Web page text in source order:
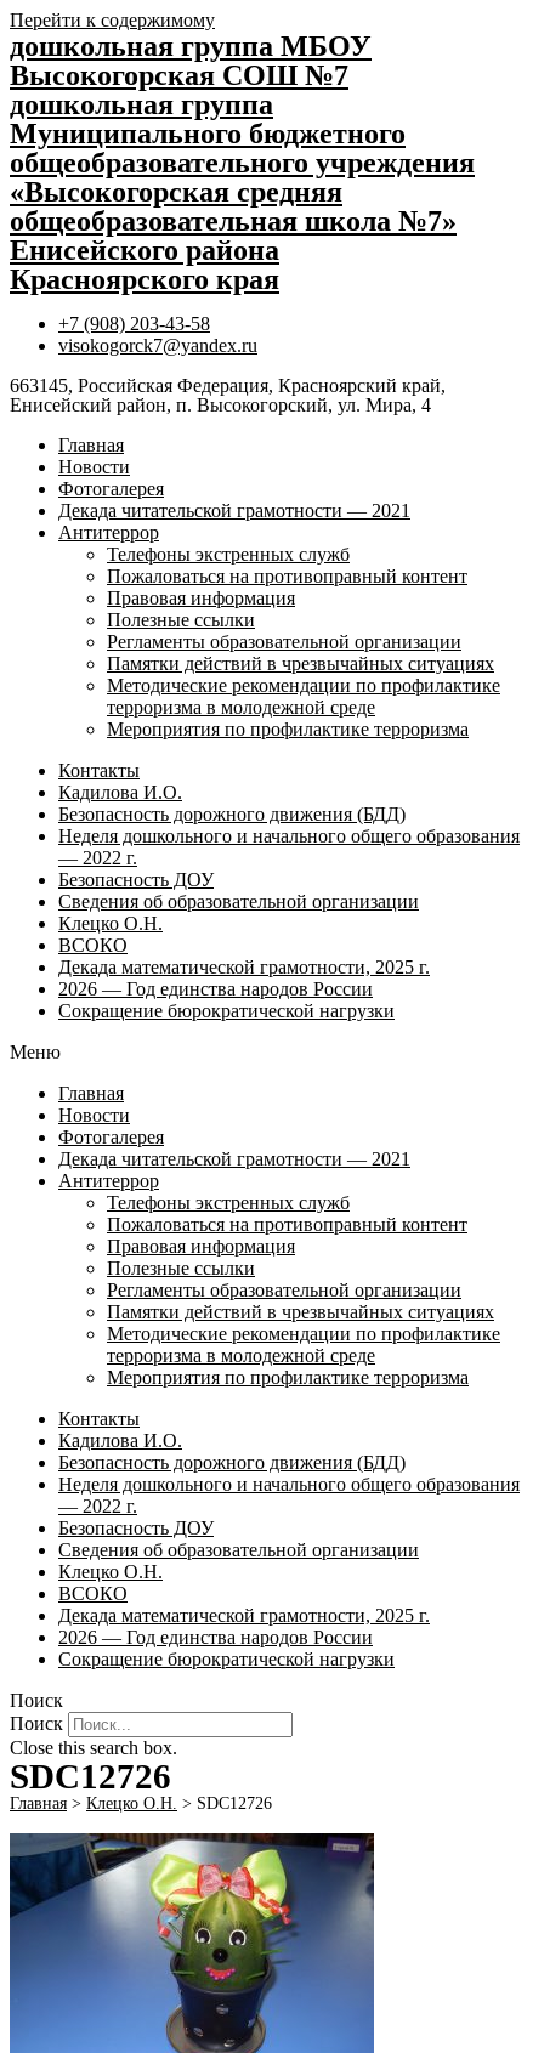
Перейти к содержимому
дошкольная группа МБОУ
Высокогорская СОШ №7
дошкольная группа
Муниципального бюджетного
общеобразовательного учреждения
«Высокогорская средняя
общеобразовательная школа №7»
Енисейского района
Красноярского края
+7 (908) 203-43-58
visokogorck7@yandex.ru
663145, Российская Федерация, Красноярский край,
Енисейский район, п. Высокогорский, ул. Мира, 4
Главная
Новости
Фотогалерея
Декада читательской грамотности — 2021
Антитеррор
Телефоны экстренных служб
Пожаловаться на противоправный контент
Правовая информация
Полезные ссылки
Регламенты образовательной организации
Памятки действий в чрезвычайных ситуациях
Методические рекомендации по профилактике
терроризма в молодежной среде
Мероприятия по профилактике терроризма
Контакты
Кадилова И.О.
Безопасность дорожного движения (БДД)
Неделя дошкольного и начального общего образования
— 2022 г.
Безопасность ДОУ
Сведения об образовательной организации
Клецко О.Н.
ВСОКО
Декада математической грамотности, 2025 г.
2026 — Год единства народов России
Сокращение бюрократической нагрузки
Меню
Главная
Новости
Фотогалерея
Декада читательской грамотности — 2021
Антитеррор
Телефоны экстренных служб
Пожаловаться на противоправный контент
Правовая информация
Полезные ссылки
Регламенты образовательной организации
Памятки действий в чрезвычайных ситуациях
Методические рекомендации по профилактике
терроризма в молодежной среде
Мероприятия по профилактике терроризма
Контакты
Кадилова И.О.
Безопасность дорожного движения (БДД)
Неделя дошкольного и начального общего образования
— 2022 г.
Безопасность ДОУ
Сведения об образовательной организации
Клецко О.Н.
ВСОКО
Декада математической грамотности, 2025 г.
2026 — Год единства народов России
Сокращение бюрократической нагрузки
Поиск
Поиск
Close this search box.
SDC12726
Главная > Клецко О.Н. > SDC12726